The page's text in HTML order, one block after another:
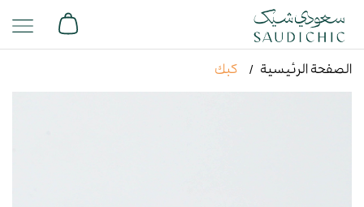
الصفحة الرئيسية كبك